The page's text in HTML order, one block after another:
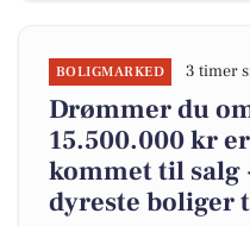
BOLIGMARKED 3 timer
Drømmer du
15.500.000 kr
kommet til salg
dyreste boliger